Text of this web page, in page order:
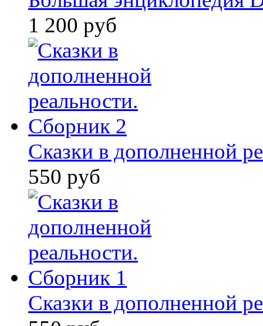
1 200 руб
Сказки в дополненной
550 руб
Сказки в дополненной